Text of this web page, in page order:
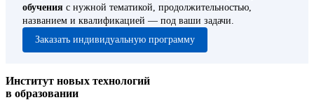
обучения с нужной тематикой, продолжительностью,
названием и квалификацией — под ваши задачи.
Заказать индивидуальную программу
Институт новых технологий
в образовании